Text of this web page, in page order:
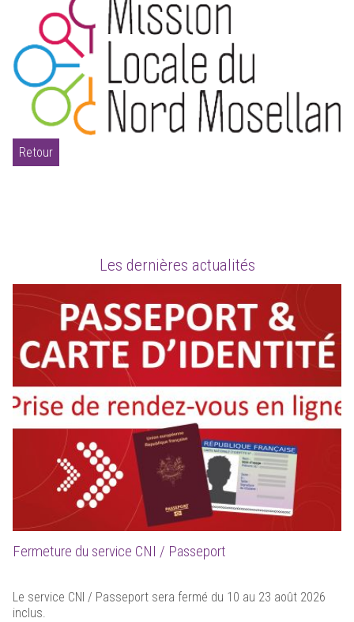
Retour
Les dernières actualités
Fermeture du service CNI / Passeport
Le service CNI / Passeport sera fermé du 10 au 23 août 2026
inclus.